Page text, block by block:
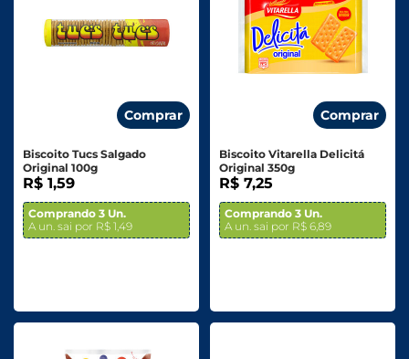
Comprar
Biscoito Tucs Salgado
Original 100g
R$ 1,59
Comprando 3 Un.
A un. sai por R$ 1,49
Comprar
Biscoito Vitarella Delicitá
Original 350g
R$ 7,25
Comprando 3 Un.
A un. sai por R$ 6,89